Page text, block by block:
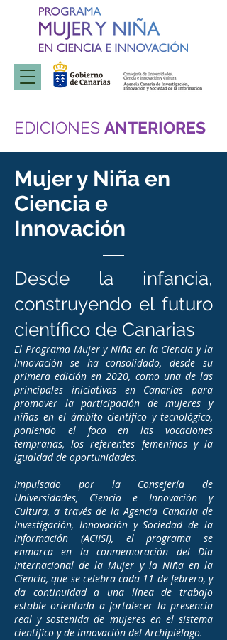
EDICIONES ANTERIORES
Mujer y Niña en
Ciencia e
Innovación
Desde la infancia,
construyendo el futuro
científico de Canarias
El Programa Mujer y Niña en la Ciencia y la
Innovación se ha consolidado, desde su
primera edición en 2020, como una de las
principales iniciativas en Canarias para
promover la participación de mujeres y
niñas en el ámbito científico y tecnológico,
poniendo el foco en las vocaciones
tempranas, los referentes femeninos y la
igualdad de oportunidades.
Impulsado por la Consejería de
Universidades, Ciencia e Innovación y
Cultura, a través de la Agencia Canaria de
Investigación, Innovación y Sociedad de la
Información (ACIISI), el programa se
enmarca en la conmemoración del Día
Internacional de la Mujer y la Niña en la
Ciencia, que se celebra cada 11 de febrero, y
da continuidad a una línea de trabajo
estable orientada a fortalecer la presencia
real y sostenida de mujeres en el sistema
científico y de innovación del Archipiélago.